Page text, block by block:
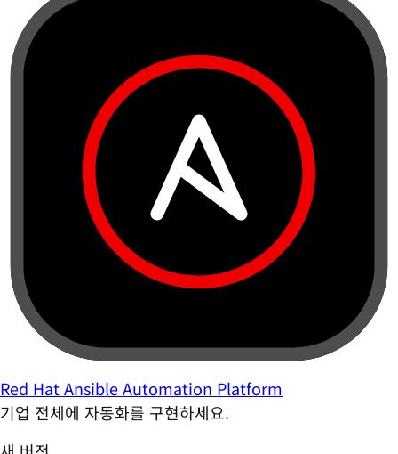
Red Hat Ansible Automation Platform
기업 전체에 자동화를 구현하세요.